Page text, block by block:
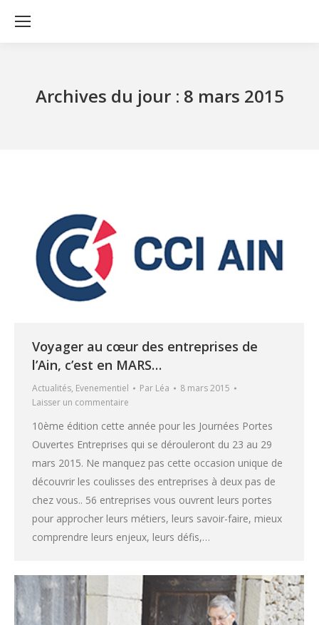
Archives du jour : 8 mars 2015
Voyager au cœur des entreprises de
l’Ain, c’est en MARS…
Actualités, Evenementiel Par Léa
8 mars 2015
Laisser un commentaire
10ème édition cette année pour les Journées Portes
Ouvertes Entreprises qui se dérouleront du 23 au 29
mars 2015. Ne manquez pas cette occasion unique de
découvrir les coulisses des entreprises à deux pas de
chez vous.. 56 entreprises vous ouvrent leurs portes
pour approcher leurs métiers, leurs savoir-faire, mieux
comprendre leurs enjeux, leurs défis,…